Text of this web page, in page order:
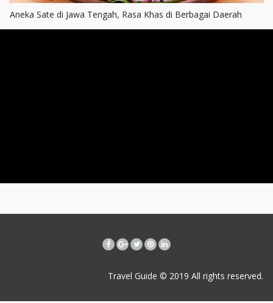
Aneka Sate di Jawa Tengah, Rasa Khas di Berbagai Daerah
Travel Guide © 2019 All rights reserved.